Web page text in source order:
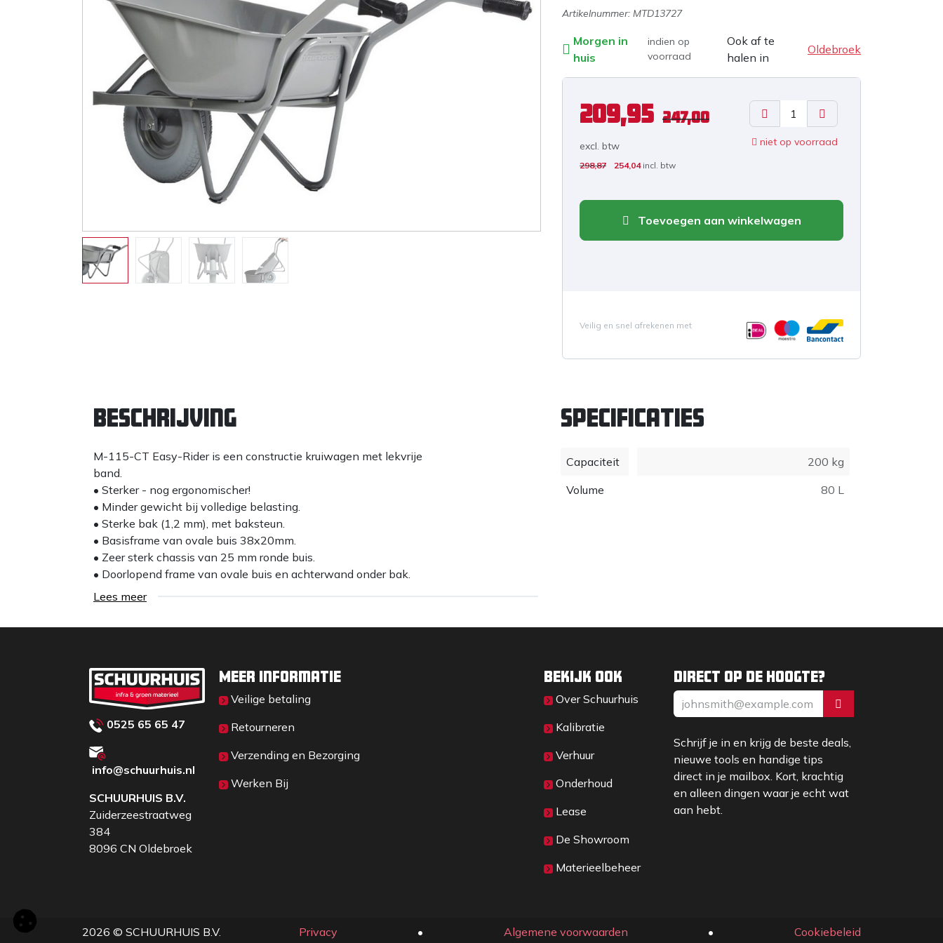
Artikelnummer: MTD13727
Morgen in
huis
indien op
voorraad
Ook af te
halen in
Oldebroek
209,95 247,00
excl. btw
298,87 254,04 incl. btw
niet op voorraad
Toevoegen aan winkelwagen
Veilig en snel afrekenen met
Beschrijving
M-115-CT Easy-Rider is een constructie kruiwagen met lekvrije
band.
• Sterker - nog ergonomischer!
• Minder gewicht bij volledige belasting.
• Sterke bak (1,2 mm), met baksteun.
• Basisframe van ovale buis 38x20mm.
• Zeer sterk chassis van 25 mm ronde buis.
• Doorlopend frame van ovale buis en achterwand onder bak.
• Verbeterde balans.
• Ergonomisch door hoger geplaatste handgrepen (610 mm), minder gebogen,
• Ergonomische veiligheidshandgrepen van natuurlijk rubber, speciaal ontworpen voor
de vorm
van je hand.
• Draag pads om de levensduur van de benen te verlengen.
4 in plaats van 2 vingers dragen de last.
• Eenvoudig en gemakkelijk te legen door de lagere voorkop.
Afmetingen: 1450x590x620mm
Lees meer
Specificaties
Capaciteit
200 kg
Volume
80 L
Direct op de hoogte?
Schrijf je in en krijg de beste deals,
nieuwe tools en handige tips
direct in je mailbox. Kort, krachtig
en alleen dingen waar je echt wat
aan hebt.
Bekijk ook
Over Sc​huurhuis
Kalibratie
Verhuur
Onderhoud
Lease
De Showroom
Materieelbeheer
0525 65 65 47
info@schuurhuis.nl
SCHUURHUIS B.V.
Zuiderzeestraatweg
384
8096 CN Oldebroek
Meer informatie
Veilige betaling
Retourneren
Verzending en Bezorging
Werken Bij
2026 © SCHUURHUIS B.V. Privacy ​• ​ Algemene voorwaarden • Cookiebeleid